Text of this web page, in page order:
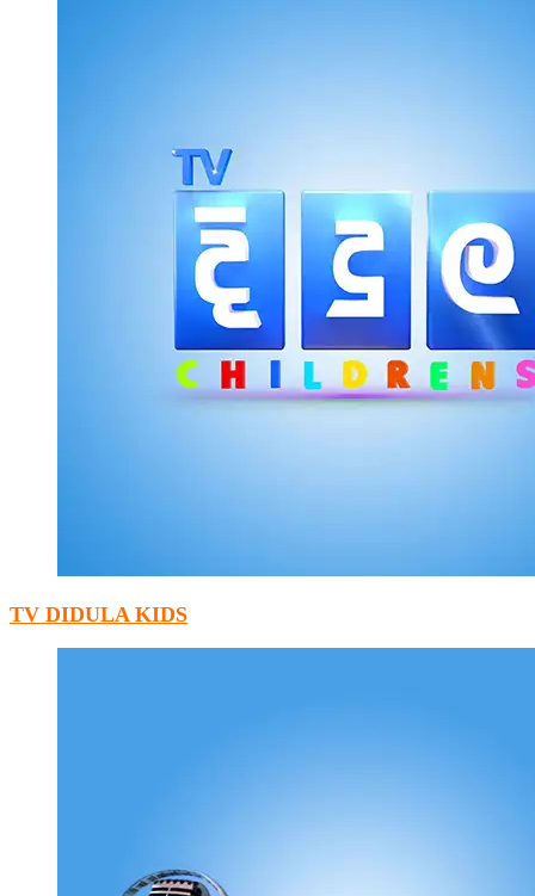
TV DIDULA KIDS